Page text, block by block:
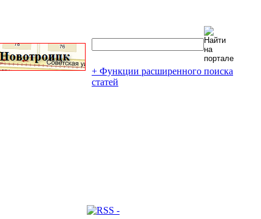
+ Функции расширенного поиска
статей